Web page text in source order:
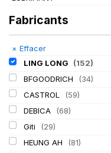
Fabricants
× Effacer
LING LONG
(152)
BFGOODRICH
(34)
CASTROL
(59)
DEBICA
(68)
Giti
(29)
HEUNG AH
(81)